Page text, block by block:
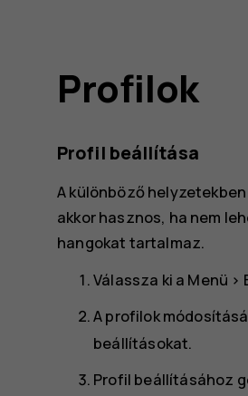
Profilok
Profil beállítása
A különböző
akkor hasznos, ha nem
hangokat tartalmaz.
Válassza ki a Menü >
A profilok
beállításokat.
Profil beállításához